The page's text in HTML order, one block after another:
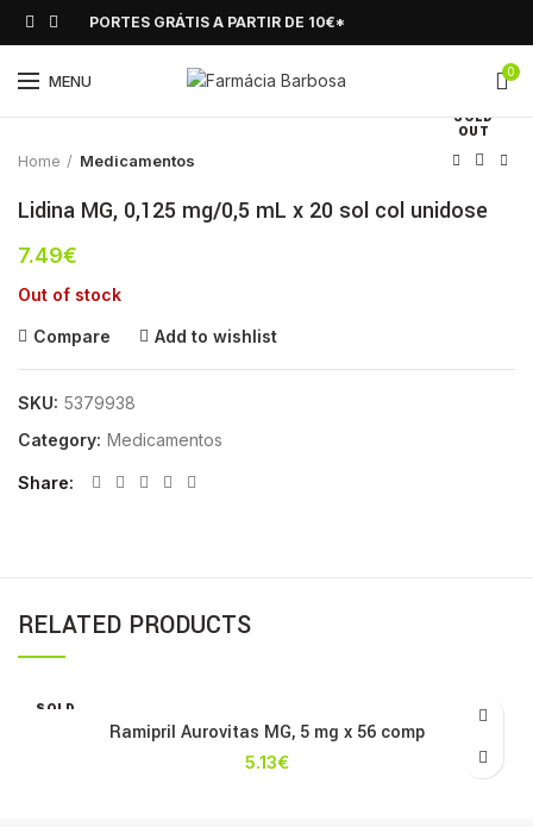
PORTES GRÁTIS A PARTIR DE 10€*
MENU 0
SOLD
OUT
Click to enlarge
Home Medicamentos
Lidina MG, 0,125 mg/0,5 mL x 20 sol col unidose
7.49€
Out of stock
Compare Add to wishlist
SKU: 5379938
Category: Medicamentos
Share
RELATED PRODUCTS
SOLD
Ramipril Aurovitas MG, 5 mg x 56 comp
5.13€